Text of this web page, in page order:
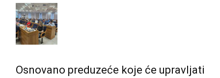
Osnovano preduzeće koje će upravljati